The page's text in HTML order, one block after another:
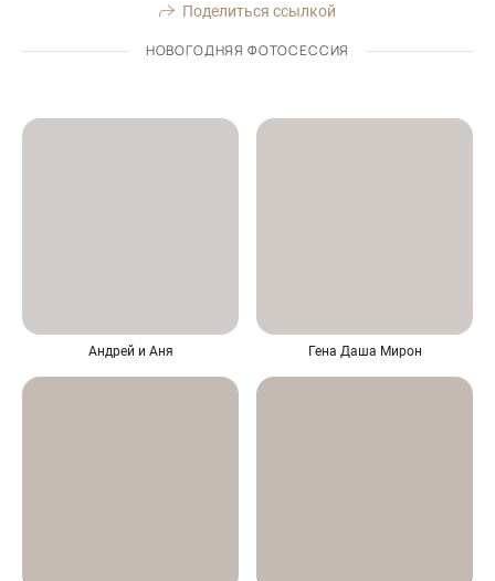
Поделиться ссылкой
НОВОГОДНЯЯ ФОТОСЕССИЯ
Андрей и Аня Гена Даша Мирон